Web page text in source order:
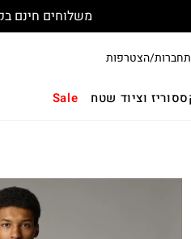
משלוחים חינם בקניה
הצטרפות
וציוד שטח Sale